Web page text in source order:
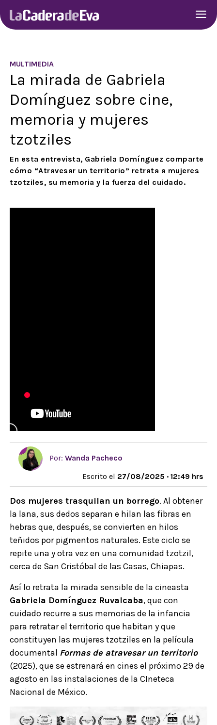
MULTIMEDIA
La mirada de Gabriela
Domínguez sobre cine,
memoria y mujeres
tzotziles
En esta entrevista, Gabriela Domínguez comparte
cómo “Atravesar un territorio” retrata a mujeres
tzotziles, su memoria y la fuerza del cuidado.
Por: Wanda Pacheco
Escrito el 27/08/2025 · 12:49 hrs
Dos mujeres trasquilan un borrego. Al obtener
la lana, sus dedos separan e hilan las fibras en
hebras que, después, se convierten en hilos
teñidos por pigmentos naturales. Este ciclo se
repite una y otra vez en una comunidad tzotzil,
cerca de San Cristóbal de las Casas, Chiapas.
Así lo retrata la mirada sensible de la cineasta
Gabriela Domínguez Ruvalcaba, que con
cuidado recurre a sus memorias de la infancia
para retratar el territorio que habitan y que
constituyen las mujeres tzotziles en la película
documental Formas de atravesar un territorio
(2025), que se estrenará en cines el próximo 29 de
agosto en las instalaciones de la CIneteca
Nacional de México.